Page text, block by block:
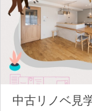
中古リノベ見